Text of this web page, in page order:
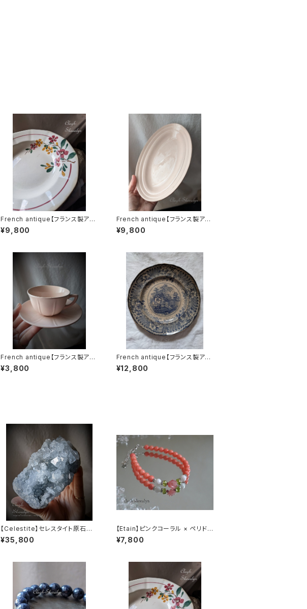
French antique【フランス製アン
ティーク】 Sarreguemines（サル
グミンヌ）｜ BITCHE｜アンティー
¥9,800
French antique【フランス製アン
ティーク】Saint-Amand｜サンタ
マン窯｜オーバル皿｜ラヴィエ｜
¥9,800
French antique【フランス製アン
ティーク】サンタマン（Saint-Ama
nd）｜淡いピンクのカップ＆ソーサ
¥3,800
French antique【フランス製アン
ティーク】Fleur＆Petite Maison
｜アンティーク貫入皿｜繊細なブ
¥12,800
【Celestite】セレスタイト原石｜9
34ｇ｜飾り石｜原石｜インテリア
ストーン｜マダガスカル産｜大き
¥35,800
【Etain】ピンクコーラル × ペリドッ
ト × 薔薇のロードクロサイト（イン
カローズ）｜天然石ブレスレット
¥7,800